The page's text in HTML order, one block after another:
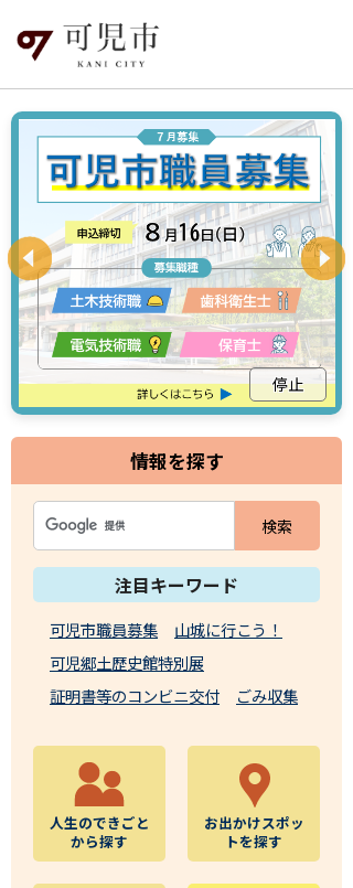
停止
情報を探す
注目キーワード
可児市職員募集
山城に行こう！
可児郷土歴史館特別展
証明書等のコンビニ交付
ごみ収集
人生のできごと
から探す
お出かけスポッ
トを探す